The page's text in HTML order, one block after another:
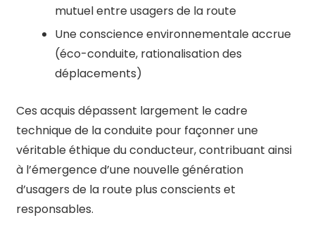
mutuel entre usagers de la route
Une conscience environnementale accrue
(éco-conduite, rationalisation des
déplacements)
Ces acquis dépassent largement le cadre
technique de la conduite pour façonner une
véritable éthique du conducteur, contribuant ainsi
à l’émergence d’une nouvelle génération
d’usagers de la route plus conscients et
responsables.